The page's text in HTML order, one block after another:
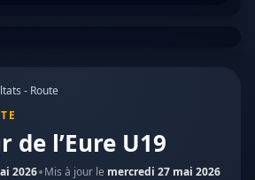
- Route
de l’Eure U19
2026 Mis à jour le mercredi 27 mai 2026